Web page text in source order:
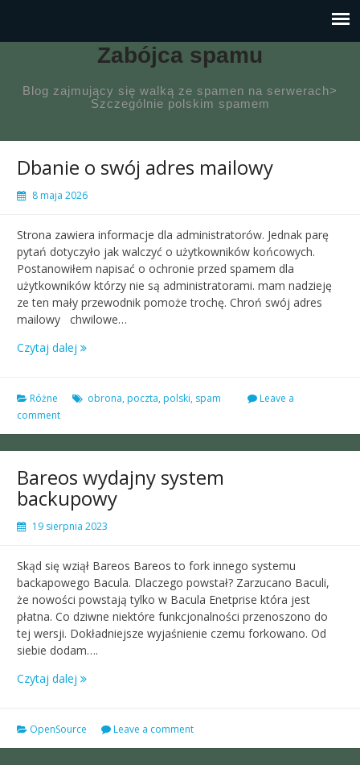
Zabójca spamu
Blog zajmujący się walką ze spamen na serwerach>
Szczególnie polskim spamem
Dbanie o swój adres mailowy
8 maja 2026
Strona zawiera informacje dla administratorów. Jednak parę
pytań dotyczyło jak walczyć o użytkowników końcowych.
Postanowiłem napisać o ochronie przed spamem dla
użytkowników którzy nie są administratorami. mam nadzieję
ze ten mały przewodnik pomoże trochę. Chroń swój adres
mailowy chwilowe…
Czytaj dalej
Różne obrona, poczta, polski, spam
Leave a
comment
Bareos wydajny system
backupowy
19 sierpnia 2023
Skąd się wziął Bareos Bareos to fork innego systemu
backapowego Bacula. Dlaczego powstał? Zarzucano Baculi,
że nowości powstają tylko w Bacula Enetprise która jest
płatna. Co dziwne niektóre funkcjonalności przenoszono do
tej wersji. Dokładniejsze wyjaśnienie czemu forkowano. Od
siebie dodam….
Czytaj dalej
OpenSource Leave a comment